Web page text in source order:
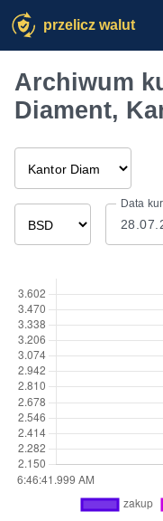
przelicz walut
Archiwum
Diament,
Data